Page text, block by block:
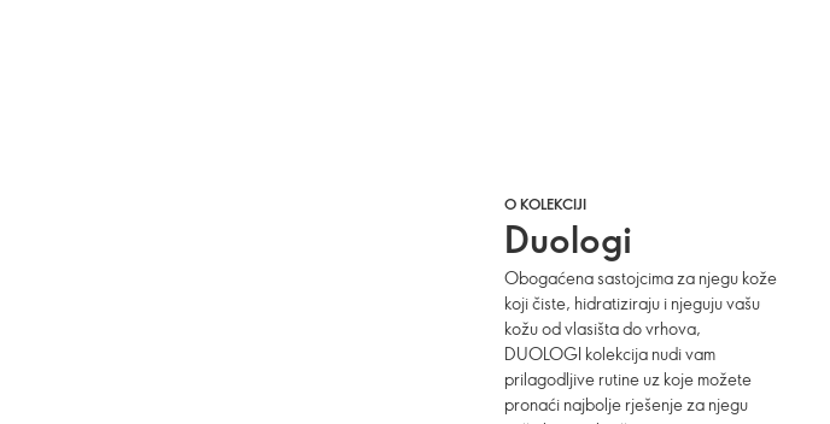
O KOLEKCIJI
Duologi
Obogaćena sastojcima za njegu kože
koji čiste, hidratiziraju i njeguju vašu
kožu od vlasišta do vrhova,
DUOLOGI kolekcija nudi vam
prilagodljive rutine uz koje možete
pronaći najbolje rješenje za njegu